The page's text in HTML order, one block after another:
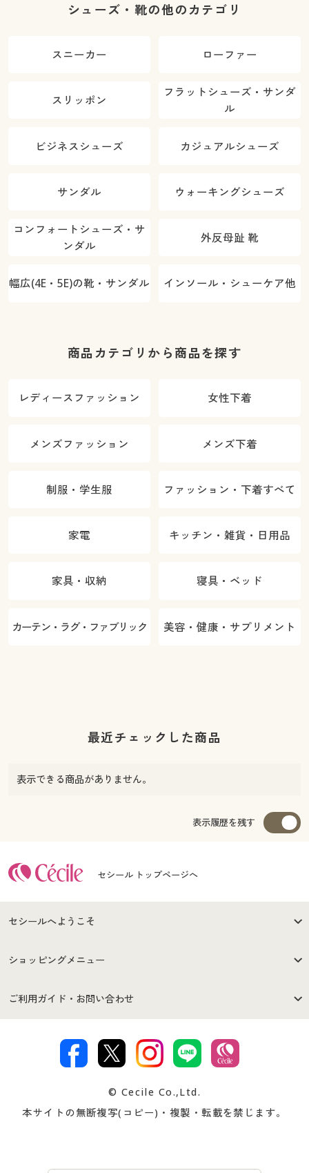
シューズ・靴の他のカテゴリ
スニーカー ローファー
スリッポン
フラットシューズ・サンダ
ル
ビジネスシューズ カジュアルシューズ
サンダル ウォーキングシューズ
コンフォートシューズ・サ
ンダル
外反母趾 靴
幅広(4E・5E)の靴・サンダル インソール・シューケア他
商品カテゴリから商品を探す
レディースファッション 女性下着
メンズファッション メンズ下着
制服・学生服 ファッション・下着すべて
家電 キッチン・雑貨・日用品
家具・収納 寝具・ベッド
カーテン・ラグ・ファブリック 美容・健康・サプリメント
最近チェックした商品
表示できる商品がありません。
表示履歴を残す
セシール トップページへ
セシールへようこそ
はじめての方へ
セシールご利用規約
著作権・商標について 会社案内
ショッピングメニュー
商品カテゴリ
プレゼント＆キャンペーン サイトマップ
ご利用ガイド・お問い合わせ
交換・返品は お支払は
ついて
忘れの場合
© Cecile Co.,Ltd.
本サイトの無断複写(コピー)・複製・転載を禁じます。